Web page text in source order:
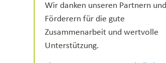
Wir danken unseren Partnern und
Förderern für die gute
Zusammenarbeit und wertvolle
Unterstützung.